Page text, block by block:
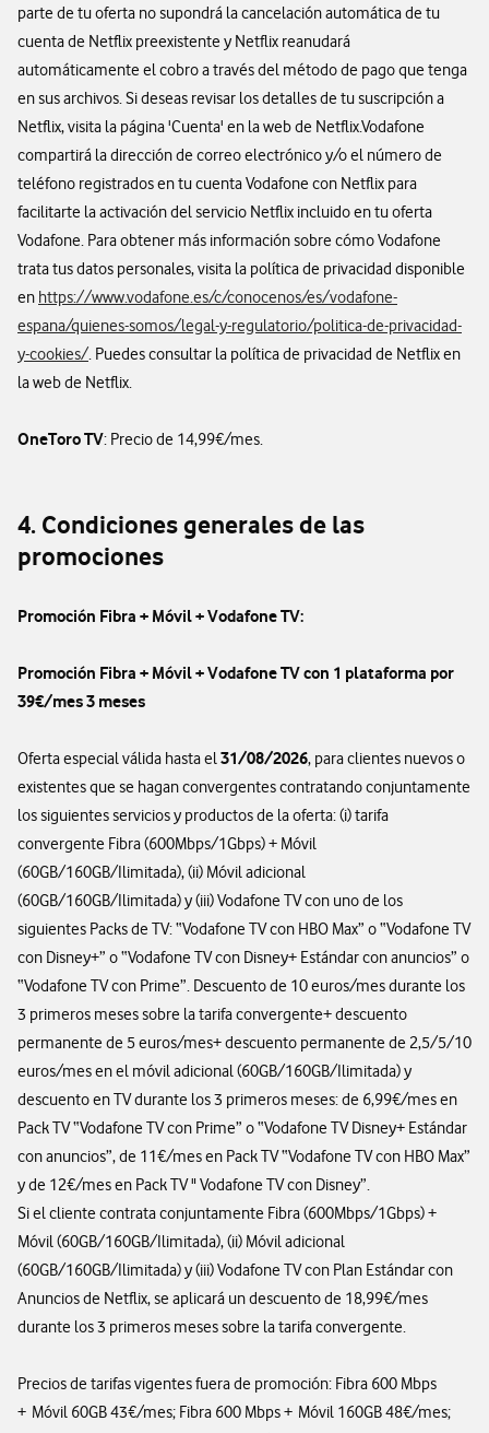
parte de tu oferta no supondrá la cancelación automática de tu
cuenta de Netflix preexistente y Netflix reanudará
automáticamente el cobro a través del método de pago que tenga
en sus archivos. Si deseas revisar los detalles de tu suscripción a
Netflix, visita la página 'Cuenta' en la web de Netflix.​Vodafone
compartirá la dirección de correo electrónico y/o el número de
teléfono registrados en tu cuenta Vodafone con Netflix para
facilitarte la activación del servicio Netflix incluido en tu oferta
Vodafone. Para obtener más información sobre cómo Vodafone
trata tus datos personales, visita la política de privacidad disponible
en https://www.vodafone.es/c/conocenos/es/vodafone-
espana/quienes-somos/legal-y-regulatorio/politica-de-privacidad-
y-cookies/. Puedes consultar la política de privacidad de Netflix en
la web de Netflix.
OneToro TV: Precio de 14,99€/mes.
4. Condiciones generales de las
promociones
Promoción Fibra + Móvil + Vodafone TV:
Promoción Fibra + Móvil + Vodafone TV con 1 plataforma por
39€/mes 3 meses
Oferta especial válida hasta el31/08/2026, para clientes nuevos o
existentes que se hagan convergentes contratando conjuntamente
los siguientes servicios y productos de la oferta: (i) tarifa
convergente Fibra (600Mbps/1Gbps) + Móvil
(60GB/160GB/Ilimitada), (ii) Móvil adicional
(60GB/160GB/Ilimitada) y (iii) Vodafone TV con uno de los
siguientes Packs de TV: “Vodafone TV con HBO Max” o “Vodafone TV
con Disney+” o “Vodafone TV con Disney+ Estándar con anuncios” o
“Vodafone TV con Prime”. Descuento de 10 euros/mes durante los
3 primeros meses sobre la tarifa convergente+ descuento
permanente de 5 euros/mes+ descuento permanente de 2,5/5/10
euros/mes en el móvil adicional (60GB/160GB/Ilimitada) y
descuento en TV durante los 3 primeros meses: de 6,99€/mes en
Pack TV “Vodafone TV con Prime” o “Vodafone TV Disney+ Estándar
con anuncios”, de 11€/mes en Pack TV “Vodafone TV con HBO Max”
y de 12€/mes en Pack TV " Vodafone TV con Disney”.
Si el cliente contrata conjuntamente Fibra (600Mbps/1Gbps) +
Móvil (60GB/160GB/Ilimitada), (ii) Móvil adicional
(60GB/160GB/Ilimitada) y (iii) Vodafone TV con Plan Estándar con
Anuncios de Netflix, se aplicará un descuento de 18,99€/mes
durante los 3 primeros meses sobre la tarifa convergente.
Precios de tarifas vigentes fuera de promoción: Fibra 600 Mbps
+ Móvil 60GB 43€/mes; Fibra 600 Mbps + Móvil 160GB 48€/mes;